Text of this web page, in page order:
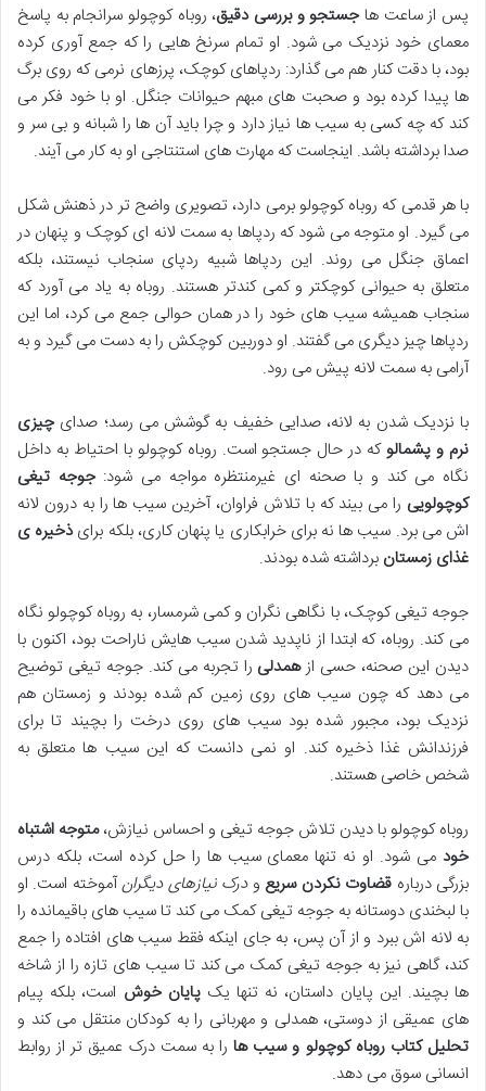
پس از ساعت هاجستجو و بررسی دقیق، روباه کوچولو سرانجام به پاسخ
معمای خود نزدیک می شود. او تمام سرنخ هایی را که جمع آوری کرده
بود، با دقت کنار هم می گذارد: ردپاهای کوچک، پرزهای نرمی که روی برگ
ها پیدا کرده بود و صحبت های مبهم حیوانات جنگل. او با خود فکر می
کند که چه کسی به سیب ها نیاز دارد و چرا باید آن ها را شبانه و بی سر و
صدا برداشته باشد. اینجاست که مهارت های استنتاجی او به کار می آیند.
با هر قدمی که روباه کوچولو برمی دارد، تصویری واضح تر در ذهنش شکل
می گیرد. او متوجه می شود که ردپاها به سمت لانه ای کوچک و پنهان در
اعماق جنگل می روند. این ردپاها شبیه ردپای سنجاب نیستند، بلکه
متعلق به حیوانی کوچکتر و کمی کندتر هستند. روباه به یاد می آورد که
سنجاب همیشه سیب های خود را در همان حوالی جمع می کرد، اما این
ردپاها چیز دیگری می گفتند. او دوربین کوچکش را به دست می گیرد و به
آرامی به سمت لانه پیش می رود.
با نزدیک شدن به لانه، صدایی خفیف به گوشش می رسد؛ صدایچیزی
نرم و پشمالو که در حال جستجو است. روباه کوچولو با احتیاط به داخل
نگاه می کند و با صحنه ای غیرمنتظره مواجه می شود:جوجه تیغی
کوچولویی را می بیند که با تلاش فراوان، آخرین سیب ها را به درون لانه
اش می برد. سیب ها نه برای خرابکاری یا پنهان کاری، بلکه برایذخیره ی
غذای زمستان برداشته شده بودند.
جوجه تیغی کوچک، با نگاهی نگران و کمی شرمسار، به روباه کوچولو نگاه
می کند. روباه، که ابتدا از ناپدید شدن سیب هایش ناراحت بود، اکنون با
دیدن این صحنه، حسی ازهمدلی را تجربه می کند. جوجه تیغی توضیح
می دهد که چون سیب های روی زمین کم شده بودند و زمستان هم
نزدیک بود، مجبور شده بود سیب های روی درخت را بچیند تا برای
فرزندانش غذا ذخیره کند. او نمی دانست که این سیب ها متعلق به
شخص خاصی هستند.
روباه کوچولو با دیدن تلاش جوجه تیغی و احساس نیازش،متوجه اشتباه
خود می شود. او نه تنها معمای سیب ها را حل کرده است، بلکه درس
بزرگی درباره قضاوت نکردن سریع ودرک نیازهای دیگرانآموخته است. او
با لبخندی دوستانه به جوجه تیغی کمک می کند تا سیب های باقیمانده را
به لانه اش ببرد و از آن پس، به جای اینکه فقط سیب های افتاده را جمع
کند، گاهی نیز به جوجه تیغی کمک می کند تا سیب های تازه را از شاخه
ها بچیند. این پایان داستان، نه تنها یکپایان خوش است، بلکه پیام
های عمیقی از دوستی، همدلی و مهربانی را به کودکان منتقل می کند و
تحلیل کتاب روباه کوچولو و سیب هارا به سمت درک عمیق تر از روابط
انسانی سوق می دهد.